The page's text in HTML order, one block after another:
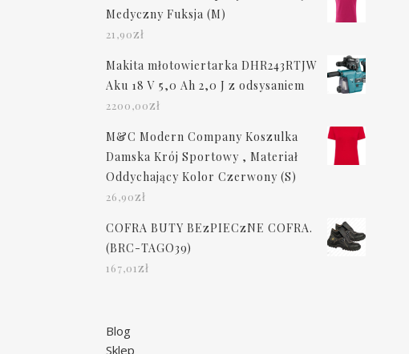
Medyczny Fuksja (M)
21,90zł
Makita młotowiertarka DHR243RTJW
Aku 18 V 5,0 Ah 2,0 J z odsysaniem
2200,00zł
M&C Modern Company Koszulka
Damska Krój Sportowy , Materiał
Oddychający Kolor Czerwony (S)
26,90zł
COFRA BUTY BEzPIECzNE COFRA.
(BRC-TAGO39)
167,01zł
Blog
Sklep